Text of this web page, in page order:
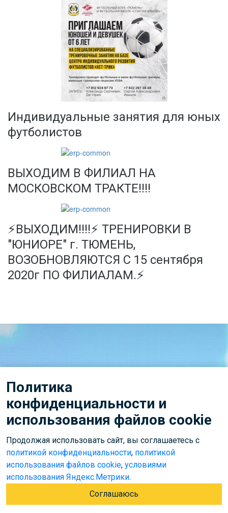
Индивидуальные занятия для юных
футболистов
ВЫХОДИМ В ФИЛИАЛ НА
МОСКОВСКОМ ТРАКТЕ!!!!
⚡ВЫХОДИМ!!!!⚡ ТРЕНИРОВКИ В
"ЮНИОРЕ" г. ТЮМЕНЬ,
ВОЗОБНОВЛЯЮТСЯ С 15 сентября
2020г ПО ФИЛИАЛАМ.⚡
Вам понравится у нас
Все супер как всегда довольны ,
ребёнок с веселым настроением
выходит из зала )
Анастасия Б.
Политика
конфиденциальности и
использования файлов cookie
Продолжая использовать сайт, вы соглашаетесь с
политикой конфиденциальности, политикой
использования файлов cookie, условиями
использования Яндекс.Метрики.
Соглашаюсь